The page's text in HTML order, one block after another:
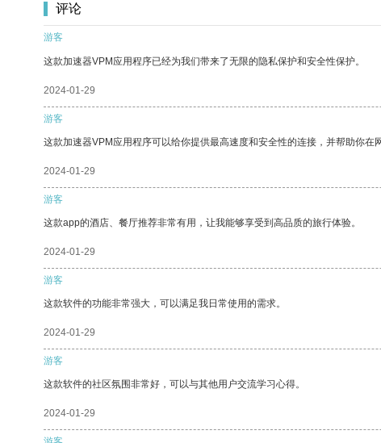
评论
游客
这款加速器VPM应用程序已经为我们带来了无限的隐私保护和安全性保护。
2024-01-29
游客
这款加速器VPM应用程序可以给你提供最高速度和安全性的连接，并帮助你在
2024-01-29
游客
这款app的酒店、餐厅推荐非常有用，让我能够享受到高品质的旅行体验。
2024-01-29
游客
这款软件的功能非常强大，可以满足我日常使用的需求。
2024-01-29
游客
这款软件的社区氛围非常好，可以与其他用户交流学习心得。
2024-01-29